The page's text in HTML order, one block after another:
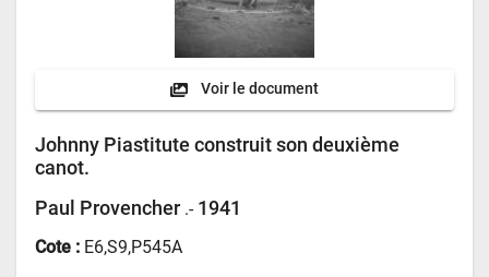
Voir le document
Johnny Piastitute construit son deuxième
canot.
Paul Provencher .- 1941
Cote : E6,S9,P545A